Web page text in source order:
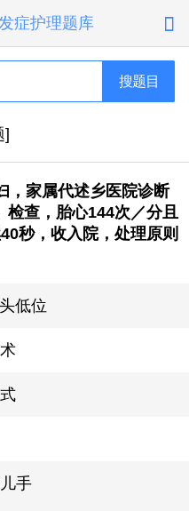
症护理题库 
搜题目
]
，家属代述乡医院诊断
检查，胎心144次／分且
秒，收入院，处理原则
低位
手